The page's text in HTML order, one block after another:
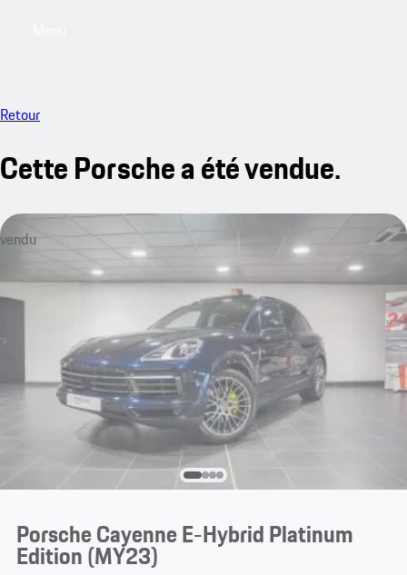
Retour
Cette Porsche a été vendue.
vendu
Porsche Cayenne E-Hybrid Platinum
Edition (MY23)